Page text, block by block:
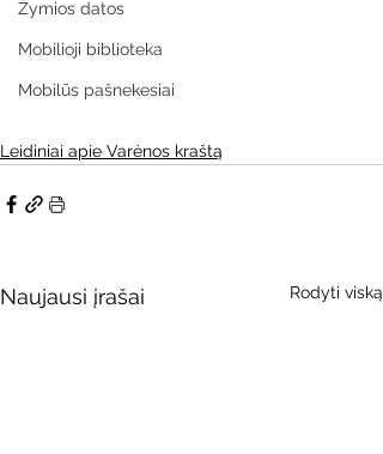
Žymios datos
Mobilioji biblioteka
Mobilūs pašnekesiai
Leidiniai apie Varėnos kraštą
Naujausi įrašai Rodyti viską